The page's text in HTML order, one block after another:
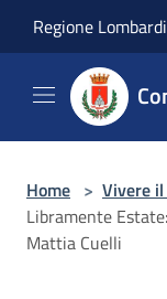
Regione
Home > Vivere
Libramente
Mattia Cuelli